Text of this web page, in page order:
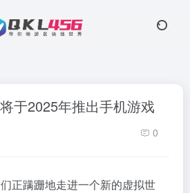
于2025年推出手机游戏
0
正蹒跚地走进一个新的虚拟世